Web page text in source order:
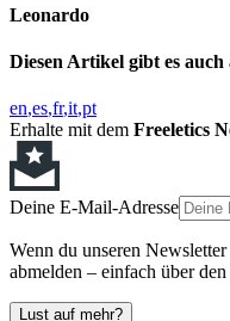
Leonardo
Diesen Artikel gibt es auch
en es fr it pt
Erhalte mit dem Freeletics
Deine E-Mail-Adresse
Wenn du unseren
abmelden – einfach über
Lust auf mehr?